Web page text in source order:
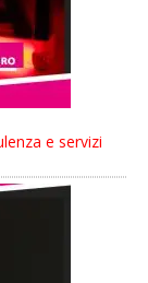
e servizi